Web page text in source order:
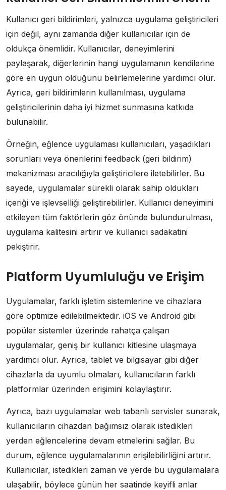
Kullanıcı geri bildirimleri, yalnızca uygulama geliştiricileri
için değil, aynı zamanda diğer kullanıcılar için de
oldukça önemlidir. Kullanıcılar, deneyimlerini
paylaşarak, diğerlerinin hangi uygulamanın kendilerine
göre en uygun olduğunu belirlemelerine yardımcı olur.
Ayrıca, geri bildirimlerin kullanılması, uygulama
geliştiricilerinin daha iyi hizmet sunmasına katkıda
bulunabilir.
Örneğin, eğlence uygulaması kullanıcıları, yaşadıkları
sorunları veya önerilerini feedback (geri bildirim)
mekanizması aracılığıyla geliştiricilere iletebilirler. Bu
sayede, uygulamalar sürekli olarak sahip oldukları
içeriği ve işlevselliği geliştirebilirler. Kullanıcı deneyimini
etkileyen tüm faktörlerin göz önünde bulundurulması,
uygulama kalitesini artırır ve kullanıcı sadakatini
pekiştirir.
Platform Uyumluluğu ve Erişim
Uygulamalar, farklı işletim sistemlerine ve cihazlara
göre optimize edilebilmektedir. iOS ve Android gibi
popüler sistemler üzerinde rahatça çalışan
uygulamalar, geniş bir kullanıcı kitlesine ulaşmaya
yardımcı olur. Ayrıca, tablet ve bilgisayar gibi diğer
cihazlarla da uyumlu olmaları, kullanıcıların farklı
platformlar üzerinden erişimini kolaylaştırır.
Ayrıca, bazı uygulamalar web tabanlı servisler sunarak,
kullanıcıların cihazdan bağımsız olarak istedikleri
yerden eğlencelerine devam etmelerini sağlar. Bu
durum, eğlence uygulamalarının erişilebilirliğini artırır.
Kullanıcılar, istedikleri zaman ve yerde bu uygulamalara
ulaşabilir, böylece günün her saatinde keyifli anlar